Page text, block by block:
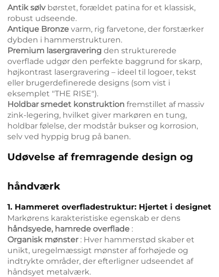
Antik sølv børstet, forældet patina for et klassisk,
robust udseende.
Antique Bronze varm, rig farvetone, der forstærker
dybden i hammerstrukturen.
Premium lasergravering den strukturerede
overflade udgør den perfekte baggrund for skarp,
højkontrast lasergravering – ideel til logoer, tekst
eller brugerdefinerede designs (som vist i
eksemplet "THE RISE").
Holdbar smedet konstruktion fremstillet af massiv
zink-legering, hvilket giver markøren en tung,
holdbar følelse, der modstår bukser og korrosion,
selv ved hyppig brug på banen.
Udøvelse af fremragende design og
håndværk
1. Hammeret overfladestruktur: Hjertet i designet
Markørens karakteristiske egenskab er dens
håndsyede, hamrede overflade :
Organisk mønster : Hver hammerstød skaber et
unikt, uregelmæssigt mønster af forhøjede og
indtrykte områder, der efterligner udseendet af
håndsyet metalværk.